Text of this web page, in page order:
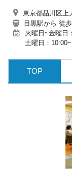
東京都品川区上
目黒駅から 徒
火曜日~金曜日
土曜日：
TOP